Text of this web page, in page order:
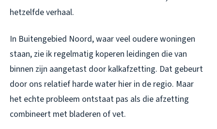
hetzelfde verhaal.
In Buitengebied Noord, waar veel oudere woningen
staan, zie ik regelmatig koperen leidingen die van
binnen zijn aangetast door kalkafzetting. Dat gebeurt
door ons relatief harde water hier in de regio. Maar
het echte probleem ontstaat pas als die afzetting
combineert met bladeren of vet.